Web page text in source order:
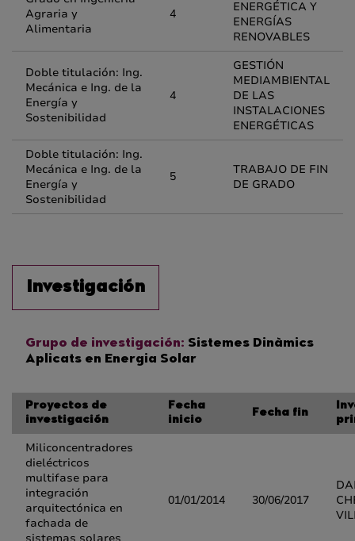
Agraria y
Alimentaria
4
ENERGÉTICA Y
ENERGÍAS
RENOVABLES
Doble titulación: Ing.
Mecánica e Ing. de la
Energía y
Sostenibilidad
4
GESTIÓN
MEDIAMBIENTAL
DE LAS
INSTALACIONES
ENERGÉTICAS
Doble titulación: Ing.
Mecánica e Ing. de la
Energía y
Sostenibilidad
5
TRABAJO DE FIN
DE GRADO
Investigación
Grupo de investigación: Sistemes Dinàmics
Aplicats en Energia Solar
Proyectos de
investigación
Fecha
inicio
Fecha fin
Miliconcentradores
dieléctricos
multifase para
integración
arquitectónica en
fachada de
01/01/2014 30/06/2017